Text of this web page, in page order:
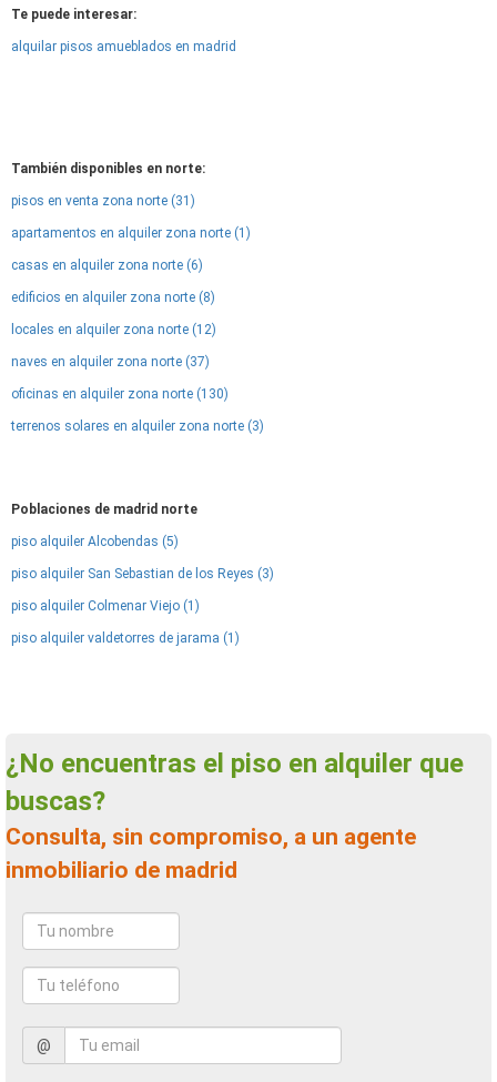
Te puede interesar:
alquilar pisos amueblados en madrid
También disponibles en norte:
pisos en venta zona norte (31)
apartamentos en alquiler zona norte (1)
casas en alquiler zona norte (6)
edificios en alquiler zona norte (8)
locales en alquiler zona norte (12)
naves en alquiler zona norte (37)
oficinas en alquiler zona norte (130)
terrenos solares en alquiler zona norte (3)
Poblaciones de madrid norte
piso alquiler Alcobendas (5)
piso alquiler San Sebastian de los Reyes (3)
piso alquiler Colmenar Viejo (1)
piso alquiler valdetorres de jarama (1)
¿No encuentras el piso en alquiler que
buscas?
Consulta, sin compromiso, a un agente
inmobiliario de madrid
@